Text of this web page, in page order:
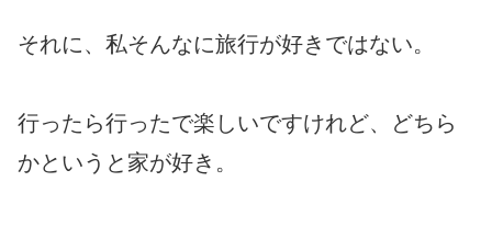
それに、私そんなに旅行が好きではない。
行ったら行ったで楽しいですけれど、どちら
かというと家が好き。